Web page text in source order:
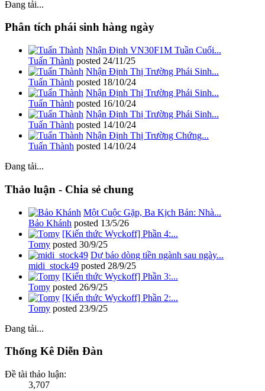
Đang tải...
Phân tích phái sinh hàng ngày
Nhận Định VN30F1M Tuần Cuối...
Tuấn Thành posted 24/11/25
Nhận Định Thị Trường Phái Sinh...
Tuấn Thành posted 18/10/24
Nhận Định Thị Trường Phái Sinh...
Tuấn Thành posted 16/10/24
Nhận Định Thị Trường Phái Sinh...
Tuấn Thành posted 14/10/24
Nhận Định Thị Trường Chứng...
Tuấn Thành posted 14/10/24
Đang tải...
Thảo luận - Chia sẻ chung
Một Cuộc Gặp, Ba Kịch Bản: Nhà...
Bảo Khánh posted 13/5/26
[Kiến thức Wyckoff] Phần 4:...
Tomy posted 30/9/25
Dự báo dòng tiền ngành sau ngày...
midi_stock49 posted 28/9/25
[Kiến thức Wyckoff] Phần 3:...
Tomy posted 26/9/25
[Kiến thức Wyckoff] Phần 2:...
Tomy posted 23/9/25
Đang tải...
Thống Kê Diễn Đàn
Đề tài thảo luận:
3,707